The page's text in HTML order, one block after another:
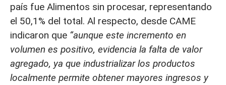
país fue Alimentos sin procesar, representando
el 50,1% del total. Al respecto, desde CAME
indicaron que “aunque este incremento en
volumen es positivo, evidencia la falta de valor
agregado, ya que industrializar los productos
localmente permite obtener mayores ingresos y